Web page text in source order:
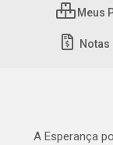
Meus
A Esperança